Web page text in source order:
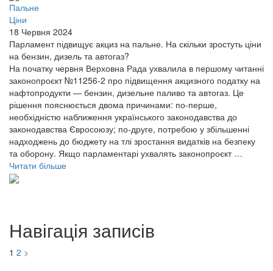
Пальне
Ціни
18 Червня 2024
Парламент підвищує акциз на пальне. На скільки зростуть ціни
на бензин, дизель та автогаз?
На початку червня Верховна Рада ухвалила в першому читанні
законопроєкт №11256-2 про підвищення акцизного податку на
нафтопродукти — бензин, дизельне паливо та автогаз. Це
рішення пояснюється двома причинами: по-перше,
необхідністю наближення українського законодавства до
законодавства Євросоюзу; по-друге, потребою у збільшенні
надходжень до бюджету на тлі зростання видатків на безпеку
та оборону. Якщо парламентарі ухвалять законопроєкт …
Читати більше
Навігація записів
1 2 >